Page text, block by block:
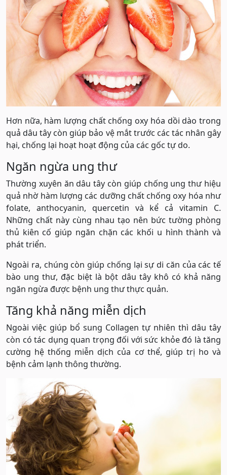
Hơn nữa, hàm lượng chất chống oxy hóa dồi dào trong
quả dâu tây còn giúp bảo vệ mắt trước các tác nhân gây
hại, chống lại hoạt hoạt động của các gốc tự do.
Ngăn ngừa ung thư
Thường xuyên ăn dâu tây còn giúp chống ung thư hiệu
quả nhờ hàm lượng các dưỡng chất chống oxy hóa như
folate, anthocyanin, quercetin và kể cả vitamin C.
Những chất này cùng nhau tạo nên bức tường phòng
thủ kiên cố giúp ngăn chặn các khối u hình thành và
phát triển.
Ngoài ra, chúng còn giúp chống lại sự di căn của các tế
bào ung thư, đặc biệt là bột dâu tây khô có khả năng
ngăn ngừa được bệnh ung thư thực quản.
Tăng khả năng miễn dịch
Ngoài việc giúp bổ sung Collagen tự nhiên thì dâu tây
còn có tác dụng quan trọng đối với sức khỏe đó là tăng
cường hệ thống miễn dịch của cơ thể, giúp trị ho và
bệnh cảm lạnh thông thường.